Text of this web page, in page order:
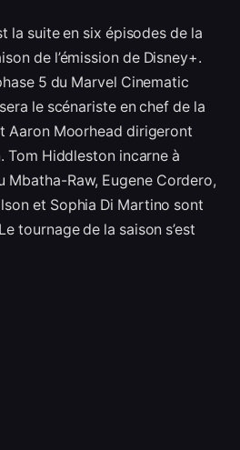
la suite en six épisodes de la
de l’émission de Disney+.
5 du Marvel Cinematic
le scénariste en chef de la
Aaron Moorhead dirigeront
Tom Hiddleston incarne à
Mbatha-Raw, Eugene Cordero,
et Sophia Di Martino sont
tournage de la saison s’est